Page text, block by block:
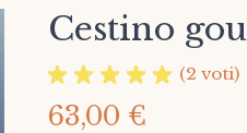
Cestino
(2 voti)
63,00 €